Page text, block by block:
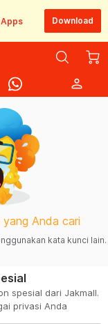
Download
person
Anda cari
kata kunci lain.
spesial dari Jakmall.
privasi Anda